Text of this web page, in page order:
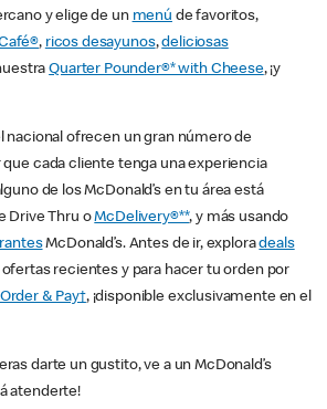
y elige de un menú de favoritos,
, ricos desayunos,deliciosas
Quarter Pounder®* with Cheese, ¡y
nacional ofrecen un gran número de
cada cliente tenga una experiencia
de los McDonald’s en tu área está
Drive Thru oMcDelivery®**, y más usando
McDonald’s. Antes de ir, exploradeals
recientes y para hacer tu orden por
& Pay†, ¡disponible exclusivamente en el
darte un gustito, ve a un McDonald’s
atenderte!